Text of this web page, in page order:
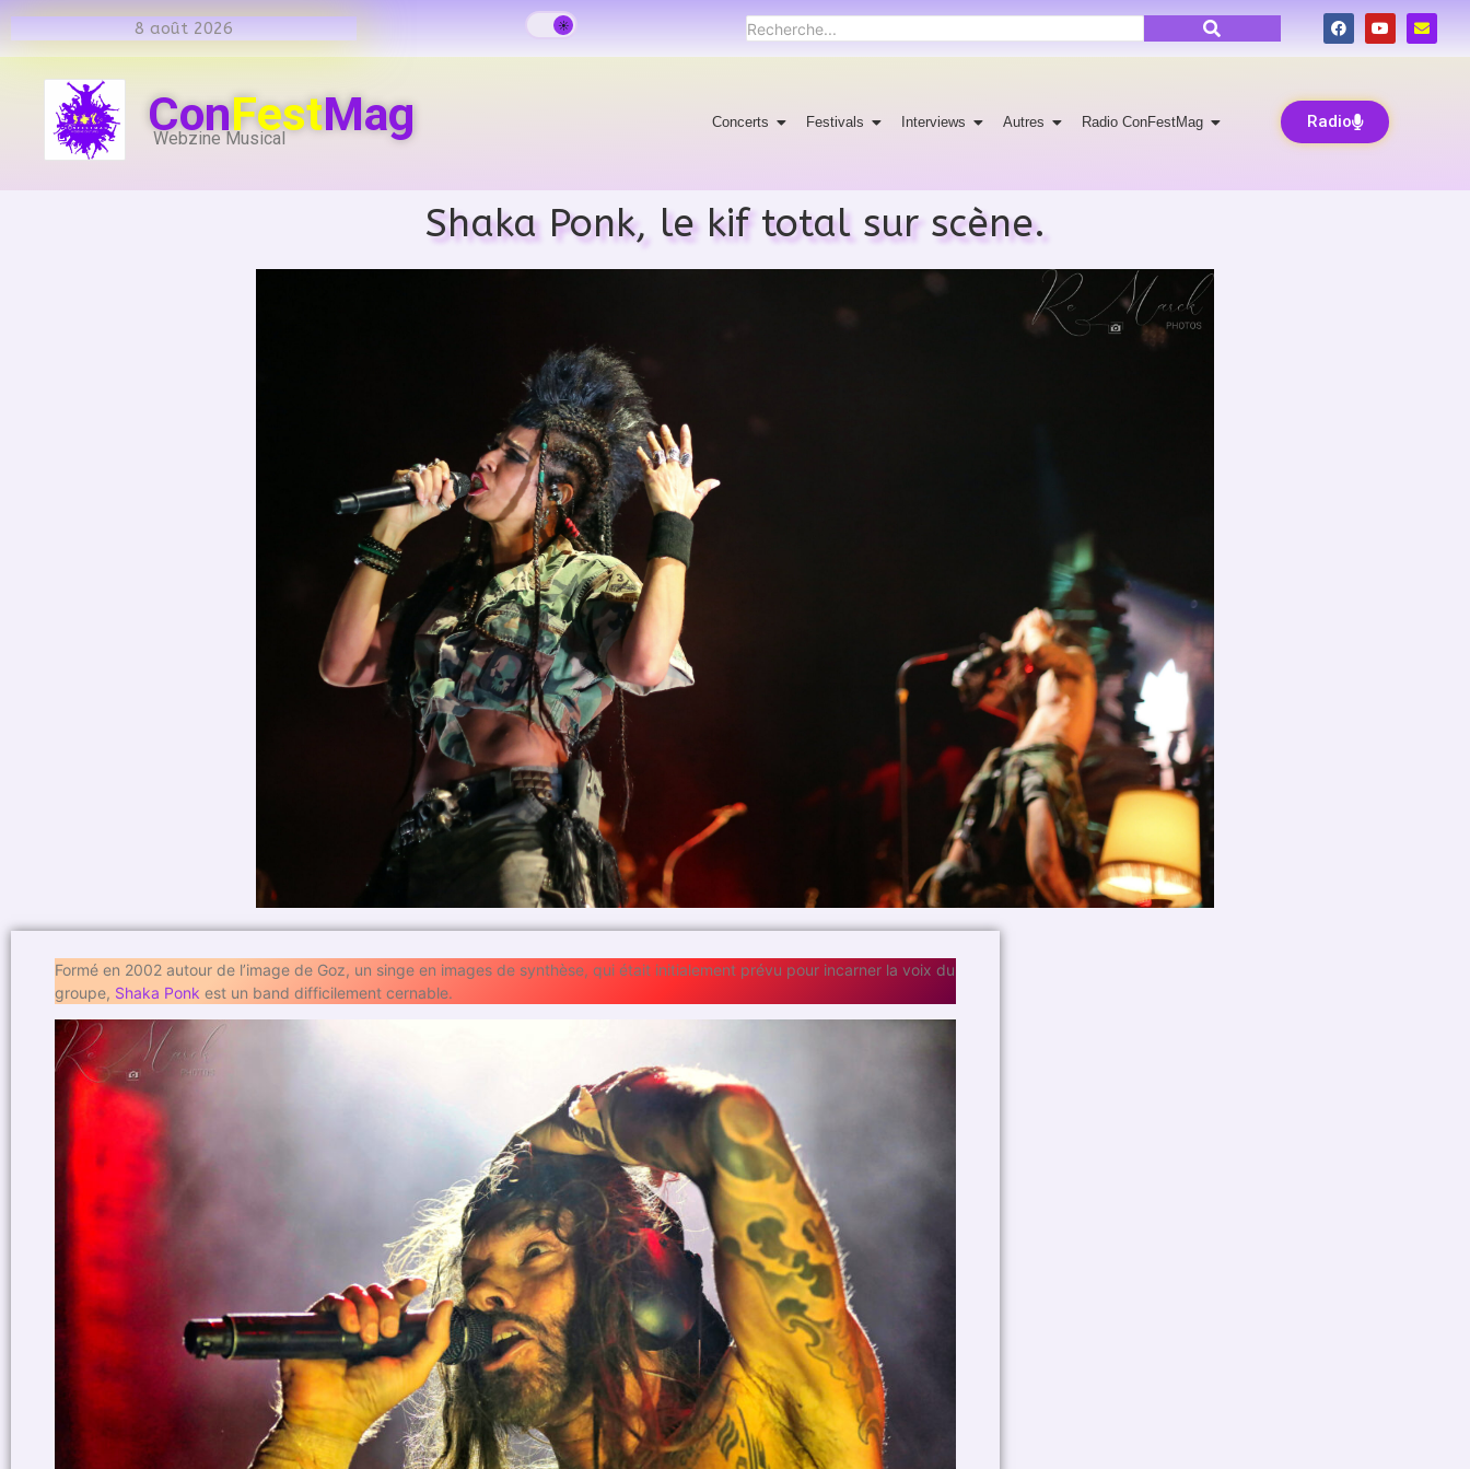
8 août 2026
ConFestMag
Webzine Musical
Concerts Festivals Interviews Autres Radio ConFestMag Radio
Shaka Ponk, le kif total sur scène.
Formé en 2002 autour de l’image de Goz, un singe en images de synthèse, qui était initialement prévu pour incarner la voix du
groupe, Shaka Ponk est un band difficilement cernable.